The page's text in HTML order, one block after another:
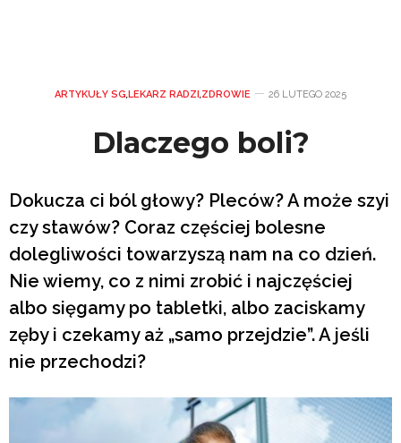
ARTYKUŁY SG,LEKARZ RADZI,ZDROWIE 26 LUTEGO 2025
Dlaczego boli?
Dokucza ci ból głowy? Pleców? A może szyi
czy stawów? Coraz częściej bolesne
dolegliwości towarzyszą nam na co dzień.
Nie wiemy, co z nimi zrobić i najczęściej
albo sięgamy po tabletki, albo zaciskamy
zęby i czekamy aż „samo przejdzie”. A jeśli
nie przechodzi?